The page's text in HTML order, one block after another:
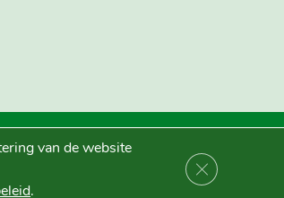
van de website
.
Sluit AVG/